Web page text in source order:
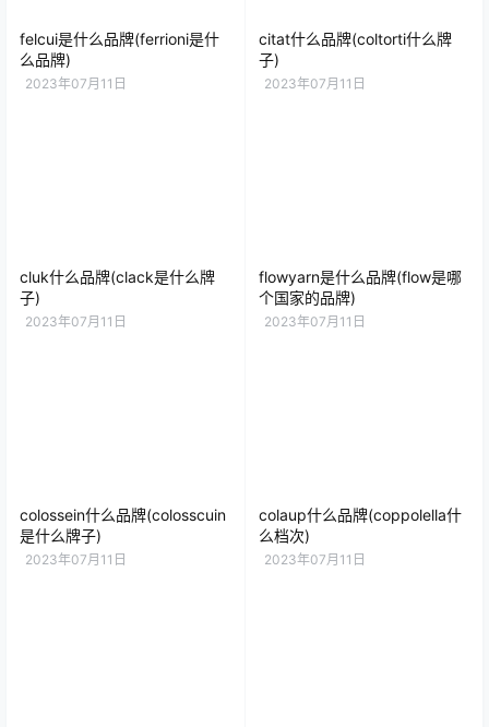
felcui是什么品牌(ferrioni是什
么品牌)
2023年07月11日
citat什么品牌(coltorti什么牌
子)
2023年07月11日
cluk什么品牌(clack是什么牌
子)
2023年07月11日
flowyarn是什么品牌(flow是哪
个国家的品牌)
2023年07月11日
colossein什么品牌(colosscuin
是什么牌子)
2023年07月11日
colaup什么品牌(coppolella什
么档次)
2023年07月11日